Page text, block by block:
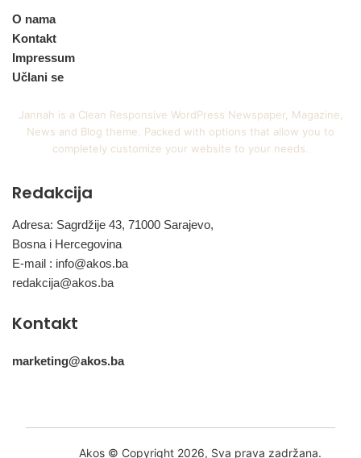
O nama
Kontakt
Impressum
Učlani se
Jannah is a Clean Responsive WordPress Newspaper, Magazine,
News and Blog theme. Packed with options that allow you to
completely customize your website to your needs.
Redakcija
Adresa: Sagrdžije 43, 71000 Sarajevo,
Bosna i Hercegovina
E-mail : info@akos.ba
redakcija@akos.ba
Kontakt
marketing@akos.ba
Akos © Copyright 2026, Sva prava zadržana.